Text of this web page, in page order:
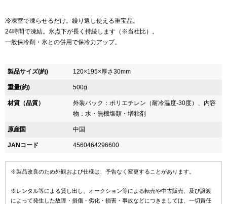
冷凍室で凍らせるだけ。繰り返し使える重宝品。
24時間で凍結。氷点下が長く持続します（※当社比）。
一般保冷剤・氷との併用で保冷力アップ。
製品サイズ(約) 120×195×厚さ30mm
重量(約) 500g
材質（品質）
外装パック：ポリエチレン（耐冷温度-30度）、内容
物：水・無機塩類・増粘剤
原産国 中国
JANコード 4560464296600
※製品改良のため外観および仕様は、予告なく変更することがあります。
※レンタル等による貸し出し、オークション等による転売や中古販売、及び譲渡
によって発生した故障・損傷・劣化・損害・事故などにつきましては、一切責任